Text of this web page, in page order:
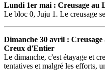
Lundi 1er mai : Creusage au
Le bloc 0, Juju 1. Le creusage
Dimanche 30 avril :
Creux d'Entier
Le dimanche, c'est étayage et
tentatives et malgré les efforts,